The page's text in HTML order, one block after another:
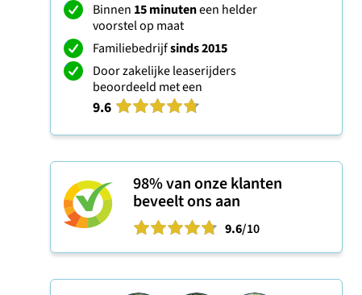
Binnen 15 minuteneen helder
voorstel op maat
Familiebedrijfsinds 2015
Door zakelijke leaserijders
beoordeeld met een
9.6
98%van onze klanten
beveelt ons aan
9.6/10